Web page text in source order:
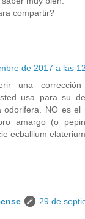
compartir?
de 2017 a las
una
usa para su
odorifera. NO es el
amargo (o
ecballium
29 de